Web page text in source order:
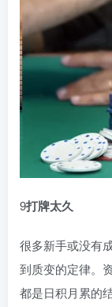
9打牌太久
很多新手或没有
到质变的定律。
都是日积月累的